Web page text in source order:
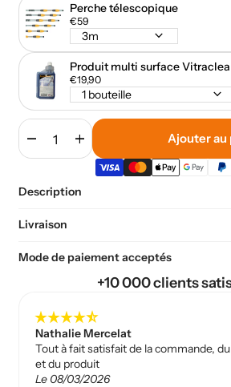
Perche télescopique
€59
keyboard_arrow_down
Produit multi surface
€19,90
keyboard_arrow_down
remove add Ajouter au
Description
Livraison
Mode de paiement acceptés
+10 000 clients
star_ratestar_ratestar_ratestar_ratestar_rate_half
Nathalie Mercelat
Tout à fait satisfait de la commande,
et du produit
Le 08/03/2026